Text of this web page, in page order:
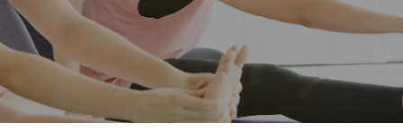
大会議室
中会議室
研修室2